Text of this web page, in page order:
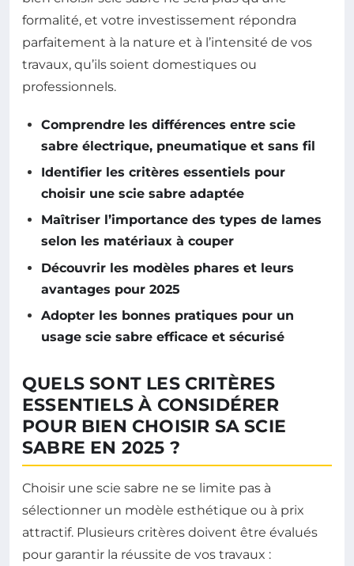
formalité, et votre investissement répondra
parfaitement à la nature et à l’intensité de vos
travaux, qu’ils soient domestiques ou
professionnels.
Comprendre les différences entre scie
sabre électrique, pneumatique et sans fil
Identifier les critères essentiels pour
choisir une scie sabre adaptée
Maîtriser l’importance des types de lames
selon les matériaux à couper
Découvrir les modèles phares et leurs
avantages pour 2025
Adopter les bonnes pratiques pour un
usage scie sabre efficace et sécurisé
QUELS SONT LES CRITÈRES
ESSENTIELS À CONSIDÉRER
POUR BIEN CHOISIR SA SCIE
SABRE EN 2025 ?
Choisir une scie sabre ne se limite pas à
sélectionner un modèle esthétique ou à prix
attractif. Plusieurs critères doivent être évalués
pour garantir la réussite de vos travaux :